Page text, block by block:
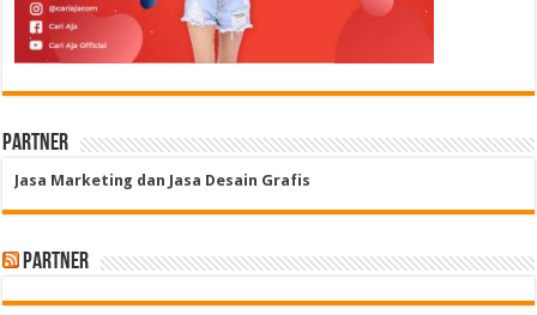
Partner
Jasa Marketing dan Jasa Desain Grafis
Partner